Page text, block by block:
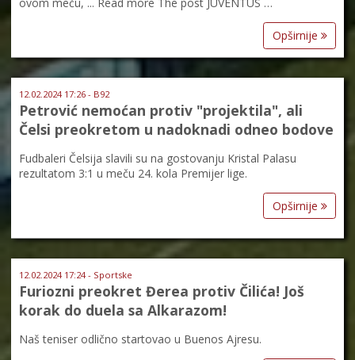
Opširnije
12.02.2024 17:26 - B92
Petrović nemoćan protiv "projektila", ali
Čelsi preokretom u nadoknadi odneo bodove
Fudbaleri Čelsija slavili su na gostovanju Kristal Palasu
rezultatom 3:1 u meču 24. kola Premijer lige.
Opširnije
12.02.2024 17:24 - Sportske
Furiozni preokret Đerea protiv Čilića! Još
korak do duela sa Alkarazom!
Naš teniser odlično startovao u Buenos Ajresu.